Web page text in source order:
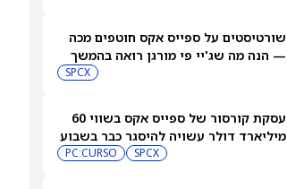
שורטיסטים על ספייס אקס חוטפים מכה
— הנה מה שג'יי פי מורגן רואה בהמשך
SPCX
עסקת קורסור של ספייס אקס בשווי 60
מיליארד דולר עשויה להיסגר כבר בשבוע
SPCX
PC:CURSO